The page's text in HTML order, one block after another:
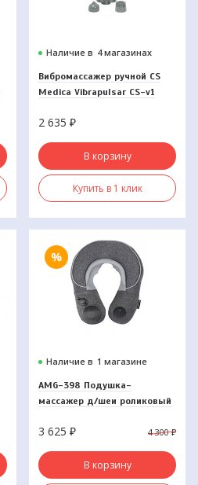
Наличие в 4 магазинах
Вибромассажер ручной CS
Medica Vibrapulsar CS-v1
2 635₽
В корзину
Купить в 1 клик
Наличие в 1 магазине
AMG-398 Подушка-
массажер д/шеи роликовый
4 300₽
3 625₽
В корзину